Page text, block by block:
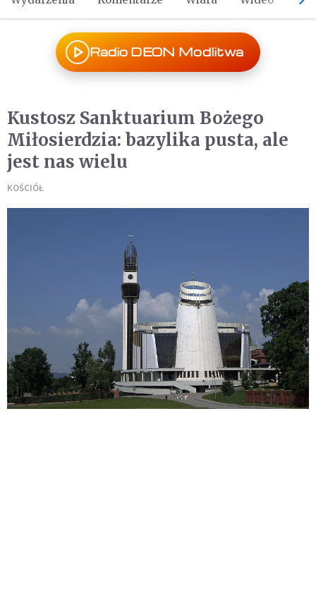
Radio DEON Modlitwa
Kustosz Sanktuarium Bożego
Miłosierdzia: bazylika pusta, ale
jest nas wielu
KOŚCIÓŁ